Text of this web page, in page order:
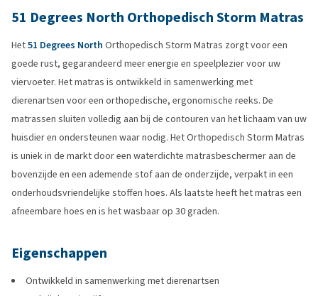
51 Degrees North Orthopedisch Storm Matras
Het51 Degrees North Orthopedisch Storm Matras zorgt voor een
goede rust, gegarandeerd meer energie en speelplezier voor uw
viervoeter. Het matras is ontwikkeld in samenwerking met
dierenartsen voor een orthopedische, ergonomische reeks. De
matrassen sluiten volledig aan bij de contouren van het lichaam van uw
huisdier en ondersteunen waar nodig. Het Orthopedisch Storm Matras
is uniek in de markt door een waterdichte matrasbeschermer aan de
bovenzijde en een ademende stof aan de onderzijde, verpakt in een
onderhoudsvriendelijke stoffen hoes. Als laatste heeft het matras een
afneembare hoes en is het wasbaar op 30 graden.
Eigenschappen
Ontwikkeld in samenwerking met dierenartsen